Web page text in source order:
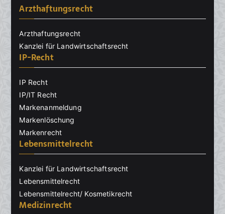
Arzthaftungsrecht
Arzthaftungsrecht
Kanzlei für Landwirtschaftsrecht
IP-Recht
IP Recht
IP/IT Recht
Markenanmeldung
Markenlöschung
Markenrecht
Lebensmittelrecht
Kanzlei für Landwirtschaftsrecht
Lebensmittelrecht
Lebensmittelrecht/ Kosmetikrecht
Medizinrecht